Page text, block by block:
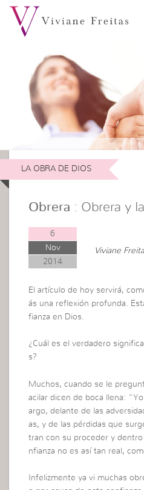
LA OBRA DE DIOS
Obrera : Obrera y
6
Nov
2014
Viviane
El artículo de hoy servirá,
ás una reflexión profunda.
fianza en Dios.
¿Cuál es el verdadero
s?
Muchos, cuando se le
acilar dicen de boca llena:
argo, delante de las
as, y de las pérdidas que
tran con su proceder y
nfianza no es así tan real,
Infelizmente ya vi muchas